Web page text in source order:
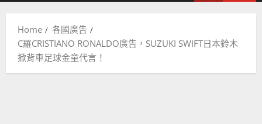
Home
各國廣告
C羅CRISTIANO RONALDO廣告，SUZUKI SWIFT日本鈴木
掀背車足球金童代言！